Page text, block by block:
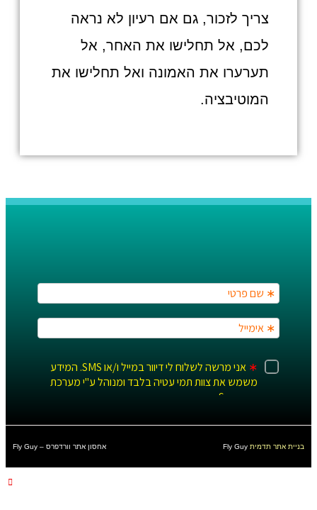
צריך לזכור, גם אם רעיון לא נראה
לכם, אל תחלישו את האחר, אל
תערערו את האמונה ואל תחלישו את
המוטיבציה.
בניית אתר תדמית Fly Guy אחסון אתר וורדפרס –
Fly Guy